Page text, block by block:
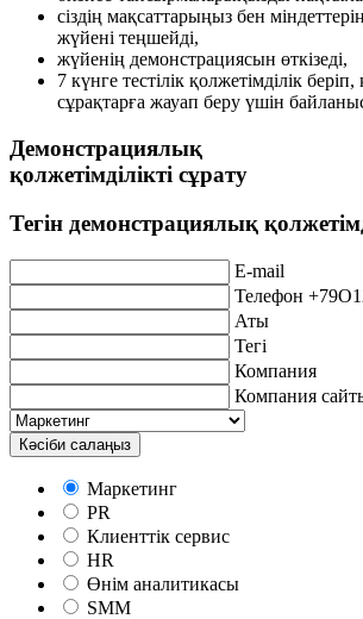
сіздің мақсаттарыңыз бен
жүйені теңшейді,
жүйенің демонстрациясын өткізеді,
7 күнге тестілік қолжетімділік беріп,
сұрақтарға жауап беру үшін
Демонстрациялық
қолжетімділікті сұрату
Тегін демонстрациялық
E-mail
Телефон
Аты
Тегі
Компания
Компания
Кәсіби салаңыз
Маркетинг
PR
Клиенттік сервис
HR
Өнім аналитикасы
SMM